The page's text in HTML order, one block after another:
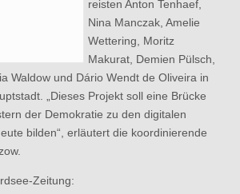
reisten Anton Tenhaef,
Nina Manczak, Amelie
Wettering, Moritz
Makurat, Demien Pülsch,
Waldow und Dário Wendt de Oliveira in
„Dieses Projekt soll eine Brücke
der Demokratie zu den digitalen
bilden“, erläutert die koordinierende
Zeitung: